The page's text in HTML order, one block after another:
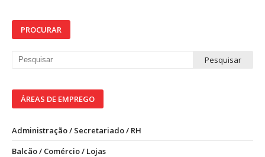
PROCURAR
ÁREAS DE EMPREGO
Administração / Secretariado / RH
Balcão / Comércio / Lojas